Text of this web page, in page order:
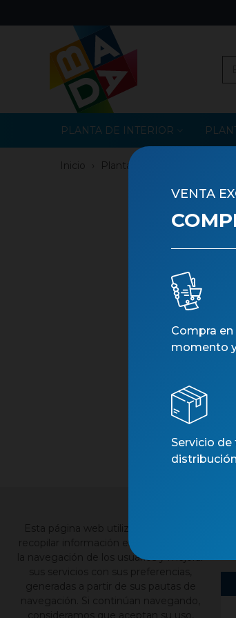
PLANTA DE INTERIOR
Inicio Planta de Interior
Esta página web utiliza cookies para
recopilar información estadística sobre
la navegación de los usuarios y mejorar
sus servicios con sus preferencias,
generadas a partir de sus pautas de
navegación. Si continúan navegando,
consideramos que aceptan su uso,
VENTA
Compra
momento
Servicio